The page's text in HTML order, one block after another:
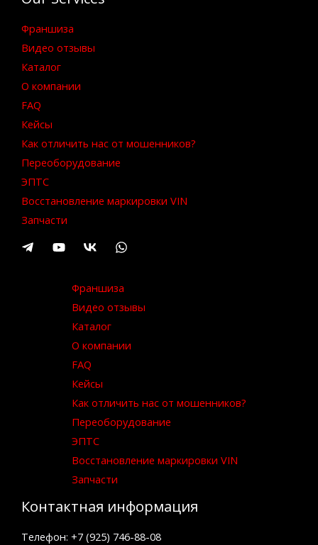
Франшиза
Видео отзывы
Каталог
О компании
FAQ
Кейсы
Как отличить нас от мошенников?
Переоборудование
ЭПТС
Восстановление маркировки VIN
Запчасти
Франшиза
Видео отзывы
Каталог
О компании
FAQ
Кейсы
Как отличить нас от мошенников?
Переоборудование
ЭПТС
Восстановление маркировки VIN
Запчасти
Контактная информация
Телефон: +7 (925) 746-88-08